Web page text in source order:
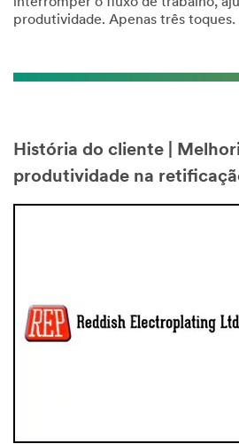
interromper o fluxo de trabalho,
produtividade. Apenas três toques.
História do cliente |
produtividade na